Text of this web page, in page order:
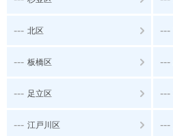
--- 北区 ---
--- 板橋区 ---
--- 足立区 ---
--- 江戸川区 ---